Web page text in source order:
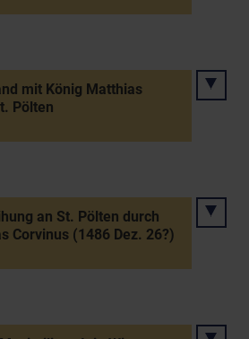
mit König Matthias
Pölten
an St. Pölten durch
Corvinus (1486 Dez. 26?)